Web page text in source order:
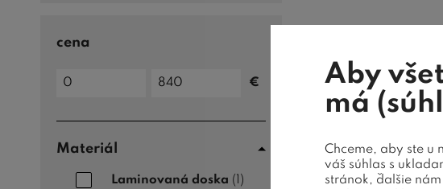
cena
Cena
Cena
do
€
Materiál
Laminovaná doska (1)
Aby
má
Chceme, aby ste u
váš súhlas s
stránok, ďalšie